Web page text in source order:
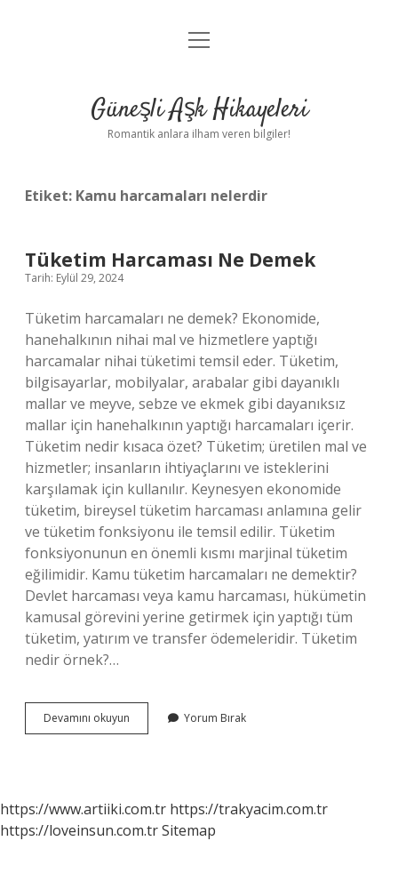
Anasayfa
Yasal Uyarı
menüyü
Güneşli Aşk Hikayeleri
Romantik anlara ilham veren bilgiler!
Etiket: Kamu harcamaları nelerdir
Tüketim Harcaması Ne Demek
Tarih: Eylül 29, 2024
Tüketim harcamaları ne demek? Ekonomide,
hanehalkının nihai mal ve hizmetlere yaptığı
harcamalar nihai tüketimi temsil eder. Tüketim,
bilgisayarlar, mobilyalar, arabalar gibi dayanıklı
mallar ve meyve, sebze ve ekmek gibi dayanıksız
mallar için hanehalkının yaptığı harcamaları içerir.
Tüketim nedir kısaca özet? Tüketim; üretilen mal ve
hizmetler; insanların ihtiyaçlarını ve isteklerini
karşılamak için kullanılır. Keynesyen ekonomide
tüketim, bireysel tüketim harcaması anlamına gelir
ve tüketim fonksiyonu ile temsil edilir. Tüketim
fonksiyonunun en önemli kısmı marjinal tüketim
eğilimidir. Kamu tüketim harcamaları ne demektir?
Devlet harcaması veya kamu harcaması, hükümetin
kamusal görevini yerine getirmek için yaptığı tüm
tüketim, yatırım ve transfer ödemeleridir. Tüketim
nedir örnek?…
Devamını okuyun Tüketim
Harcaması
Yorum Bırak
https://www.artiiki.com.tr https://trakyacim.com.tr
https://loveinsun.com.trSitemap